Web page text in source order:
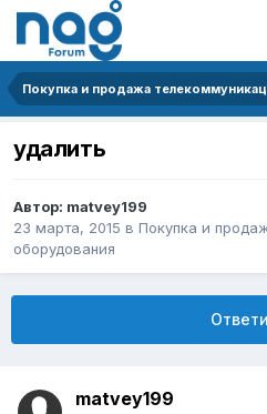
удалить
Автор: matvey199
23 марта, 2015 в Покупка и
оборудования
matvey199